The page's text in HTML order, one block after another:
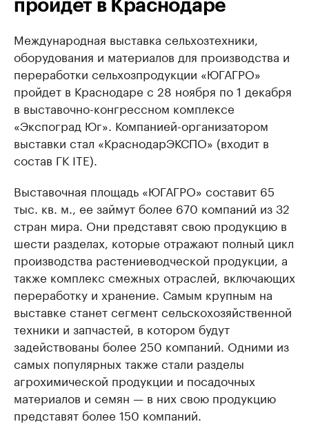
пройдет в Краснодаре
Международная выставка сельхозтехники,
оборудования и материалов для производства и
переработки сельхозпродукции «ЮГАГРО»
пройдет в Краснодаре с 28 ноября по 1 декабря
в выставочно-конгрессном комплексе
«Экспоград Юг». Компанией-организатором
выставки стал «КраснодарЭКСПО» (входит в
состав ГК ITE).
Выставочная площадь «ЮГАГРО» составит 65
тыс. кв. м., ее займут более 670 компаний из 32
стран мира. Они представят свою продукцию в
шести разделах, которые отражают полный цикл
производства растениеводческой продукции, а
также комплекс смежных отраслей, включающих
переработку и хранение. Самым крупным на
выставке станет сегмент сельскохозяйственной
техники и запчастей, в котором будут
задействованы более 250 компаний. Одними из
самых популярных также стали разделы
агрохимической продукции и посадочных
материалов и семян — в них свою продукцию
представят более 150 компаний.